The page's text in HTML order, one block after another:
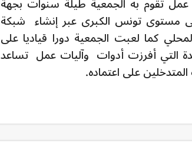
مستوى تونس الكبرى عبر إنشاء شبكة
كما لعبت الجمعية دورا قياديا على
التي أفرزت أدوات وآليات عمل تساعد
على اعتماده.